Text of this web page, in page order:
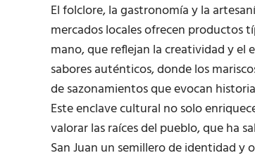
El folclore, la gastronomía y la
mercados locales ofrecen productos
mano, que reflejan la creatividad y el
sabores auténticos, donde los
de sazonamientos que evocan
Este enclave cultural no solo
valorar las raíces del pueblo, que ha
San Juan un semillero de identidad y